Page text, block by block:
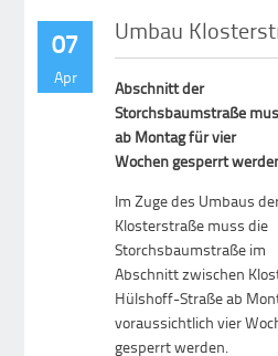
07
Apr
Umbau
Abschnitt der
Storchsbaumstraße
ab Montag für vier
Wochen gesperrt
Im Zuge des Umbaus
Klosterstraße muss die
Storchsbaumstraße im
Abschnitt zwischen
Hülshoff-Straße ab
voraussichtlich vier
gesperrt werden.